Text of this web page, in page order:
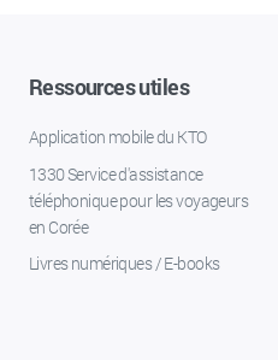
Ressources utiles
Application mobile du KTO
1330 Service d'assistance
téléphonique pour les voyageurs
en Corée
Livres numériques / E-books